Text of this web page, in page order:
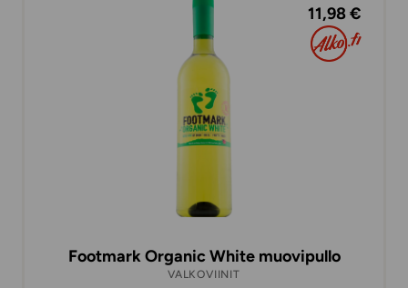
11,98 €
Footmark Organic White muovipullo
VALKOVIINIT